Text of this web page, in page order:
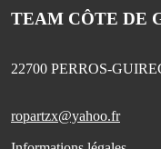
TEAM CÔTE DE
22700 PERROS-
ropartzx@yahoo.fr